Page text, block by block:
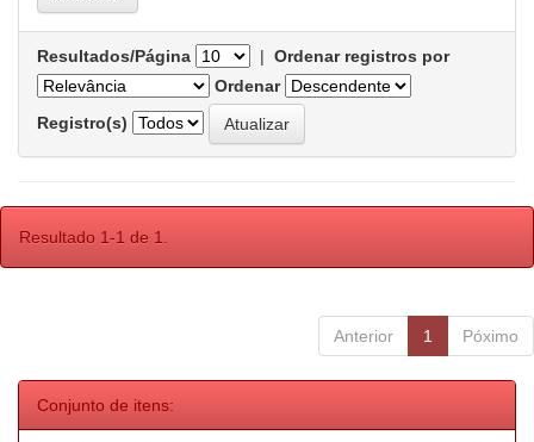
Resultados/Página | Ordenar registros por
Ordenar
Registro(s)
Resultado 1-1 de 1.
Anterior 1 Póximo
Conjunto de itens: